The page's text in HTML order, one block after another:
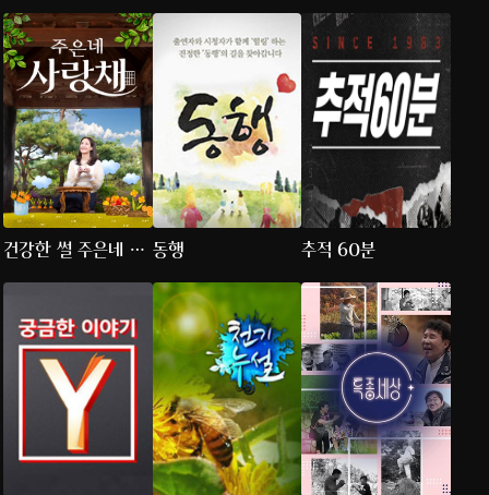
건강한 썰 주은네 사
랑채
동행 추적 60분